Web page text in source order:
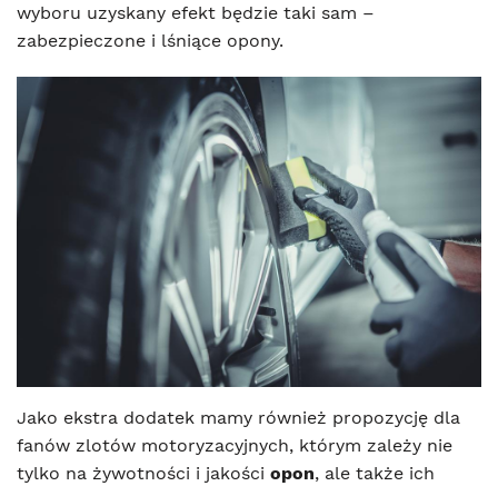
wyboru uzyskany efekt będzie taki sam –
zabezpieczone i lśniące opony.
Jako ekstra dodatek mamy również propozycję dla
fanów zlotów motoryzacyjnych, którym zależy nie
tylko na żywotności i jakości opon, ale także ich